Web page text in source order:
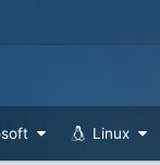
Linux